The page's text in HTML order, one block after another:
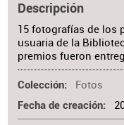
Descripción
15 fotografías de los
usuaria de la
premios fueron
Colección Fotos
Fecha de creación